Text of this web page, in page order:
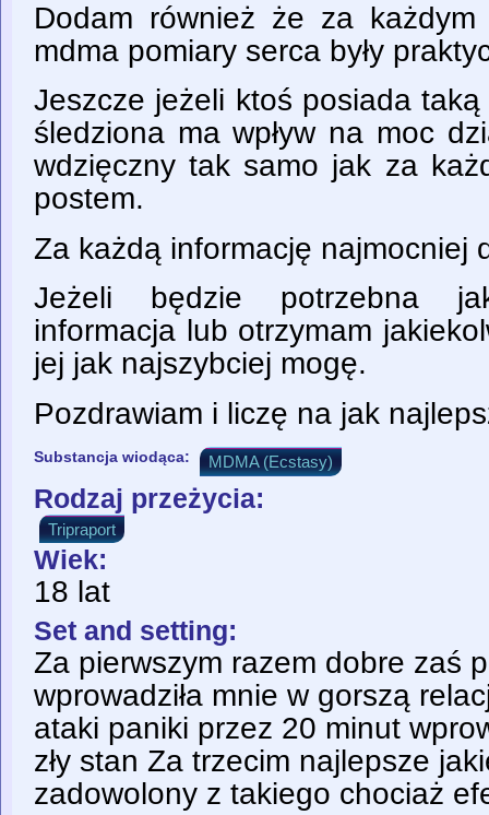
Dodam również że za
mdma pomiary serca były
Jeszcze jeżeli ktoś posiada
śledziona ma wpływ na moc
wdzięczny tak samo jak za
postem.
Za każdą informację najmocniej
Jeżeli będzie potrzebna
informacja lub otrzymam
jej jak najszybciej mogę.
Pozdrawiam i liczę na jak
Substancja wiodąca: MDMA (Ecstasy)
Rodzaj przeżycia:
Tripraport
Wiek:
18 lat
Set and setting:
Za pierwszym razem dobre zaś
wprowadziła mnie w gorszą
ataki paniki przez 20 minut
zły stan Za trzecim najlepsze
zadowolony z takiego chociaż